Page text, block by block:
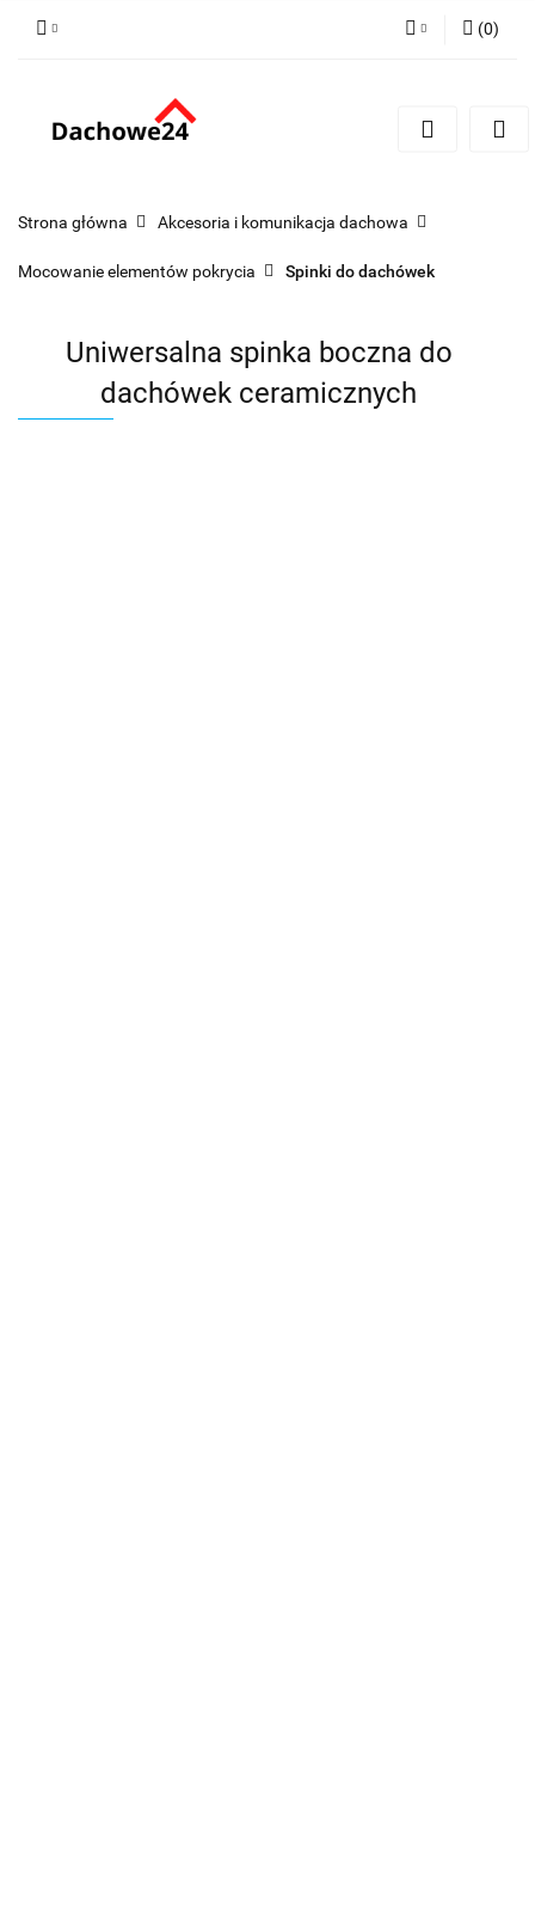
Zarejestruj się
(0)
Strona główna Akcesoria i komunikacja dachowa
Mocowanie elementów pokrycia Spinki do dachówek
Uniwersalna spinka boczna do
dachówek ceramicznych